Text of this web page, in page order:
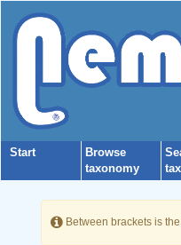
Start
Browse
taxonomy
Between brackets is